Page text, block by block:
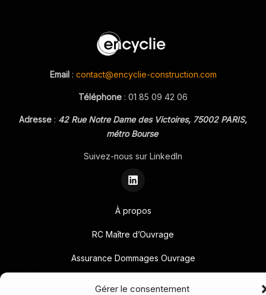
Gérer le consentement
Email: contact@encyclie-construction.com
Téléphone : 01 85 09 42 06
Adresse : 42 Rue Notre Dame des Victoires, 75002 PARIS,
métro Bourse
Suivez-nous sur LinkedIn
À propos
RC Maître d’Ouvrage
Assurance Dommages Ouvrage
Cautions